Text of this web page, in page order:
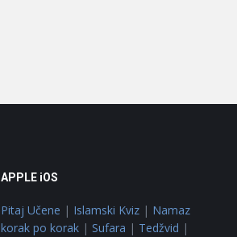
APPLE iOS
Pitaj Učene | Islamski Kviz | Namaz
korak po korak | Sufara | Tedžvid |